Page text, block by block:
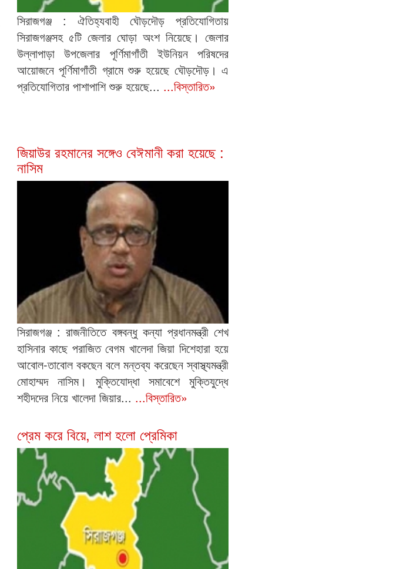
সিরাজগঞ্জ : ঐতিহ্যবাহী ঘৌড়দৌড় প্রতিযোগিতায়
সিরাজগঞ্জসহ ৫টি জেলার ঘোড়া অংশ নিয়েছে। জেলার
উল্লাপাড়া উপজেলার পূর্ণিমাগাঁতী ইউনিয়ন পরিষদের
আয়োজনে পূর্ণিমাগাঁতী গ্রামে শুরু হয়েছে ঘৌড়দৌড়। এ
প্রতিযোগিতার পাশাপাশি শুরু হয়েছে... ...বিস্তারিত»
জিয়াউর রহমানের সঙ্গেও বেঈমানী করা হয়েছে :
নাসিম
সিরাজগঞ্জ : রাজনীতিতে বঙ্গবন্ধু কন্যা প্রধানমন্ত্রী শেখ
হাসিনার কাছে পরাজিত বেগম খালেদা জিয়া দিশেহারা হয়ে
আবোল-তাবোল বকছেন বলে মন্তব্য করেছেন স্বাস্থ্যমন্ত্রী
মোহাম্মদ নাসিম। মুক্তিযোদ্ধা সমাবেশে মুক্তিযুদ্ধে
শহীদদের নিয়ে খালেদা জিয়ার... ...বিস্তারিত»
প্রেম করে বিয়ে, লাশ হলো প্রেমিকা